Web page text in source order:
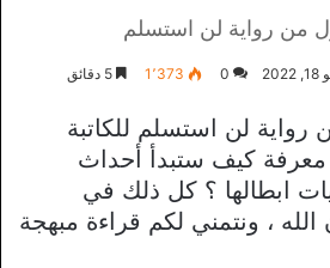
من رواية لن استسلم
0 1٬373
رواية لن استسلم للكاتبة
معرفة كيف ستبدأ أحداث
ابطالها ؟ كل ذلك في
الله ، ونتمني لكم قراءة مبهجة